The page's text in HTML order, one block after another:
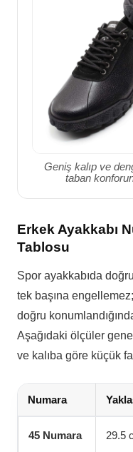
Geniş kalıp ve
taban
Erkek Ayakkabı
Tablosu
Spor ayakkabıda
tek başına
doğru
Aşağıdaki ölçüler
ve kalıba göre küçük
Numara
45 Numara 29.5